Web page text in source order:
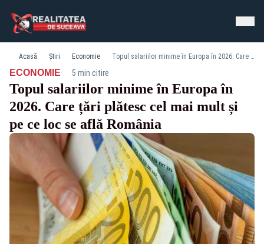
Acasă Știri Economie Topul salariilor minime în Europa în 2026. Care țări plătesc cel mai mult și pe ce loc se află România
ECONOMIE· 5 min citire
Topul salariilor minime în Europa în
2026. Care țări plătesc cel mai mult și
pe ce loc se află România